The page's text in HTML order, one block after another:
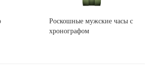
Роскошные мужские часы с
хронографом